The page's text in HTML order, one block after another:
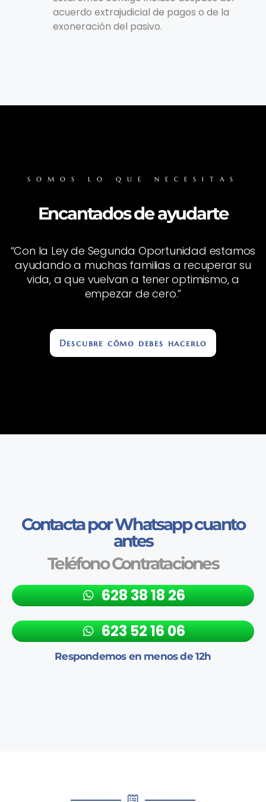
acuerdo extrajudicial de pagos o de la
exoneración del pasivo.
SOMOS LO QUE NECESITAS
Encantados de ayudarte
“Con la Ley de Segunda Oportunidad estamos
ayudando a muchas familias a recuperar su
vida, a que vuelvan a tener optimismo, a
empezar de cero.”
Descubre cómo debes hacerlo
Contacta por Whatsapp cuanto
antes
Teléfono Contrataciones
628 38 18 26
623 52 16 06
Respondemos en menos de 12h